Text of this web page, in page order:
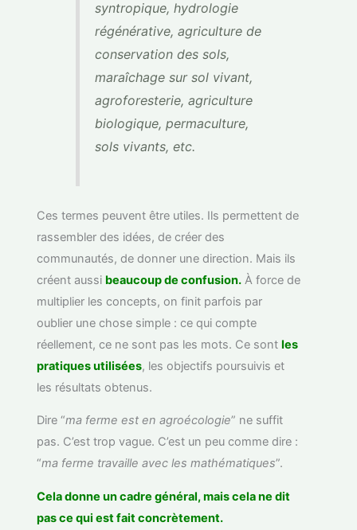
syntropique, hydrologie
régénérative, agriculture de
conservation des sols,
maraîchage sur sol vivant,
agroforesterie, agriculture
biologique, permaculture,
sols vivants, etc.
Ces termes peuvent être utiles. Ils permettent de
rassembler des idées, de créer des
communautés, de donner une direction. Mais ils
créent aussi beaucoup de confusion. À force de
multiplier les concepts, on finit parfois par
oublier une chose simple : ce qui compte
réellement, ce ne sont pas les mots. Ce sontles
pratiques utilisées, les objectifs poursuivis et
les résultats obtenus.
Dire “ma ferme est en agroécologie” ne suffit
pas. C’est trop vague. C’est un peu comme dire :
“ma ferme travaille avec les mathématiques”.
Cela donne un cadre général, mais cela ne dit
pas ce qui est fait concrètement.